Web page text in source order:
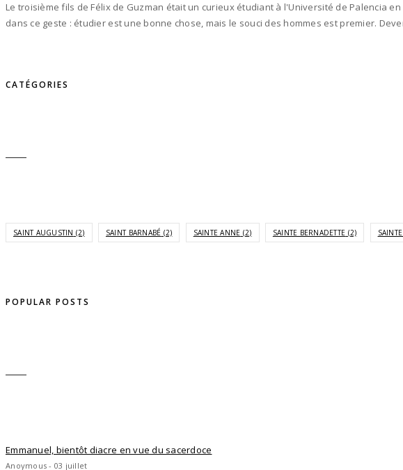
Le troisième fils de Félix de Guzman était un curieux étudiant à l'Université de Palencia
dans ce geste : étudier est une bonne chose, mais le souci des hommes est premier.
CATÉGORIES
SAINT AUGUSTIN (2) SAINT BARNABÉ (2) SAINTE ANNE (2) SAINTE BERNADETTE (2)
POPULAR POSTS
Emmanuel, bientôt diacre en vue du sacerdoce
Anoymous - 03 juillet